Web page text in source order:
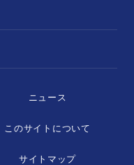
ニュース
このサイトについて
サイトマップ